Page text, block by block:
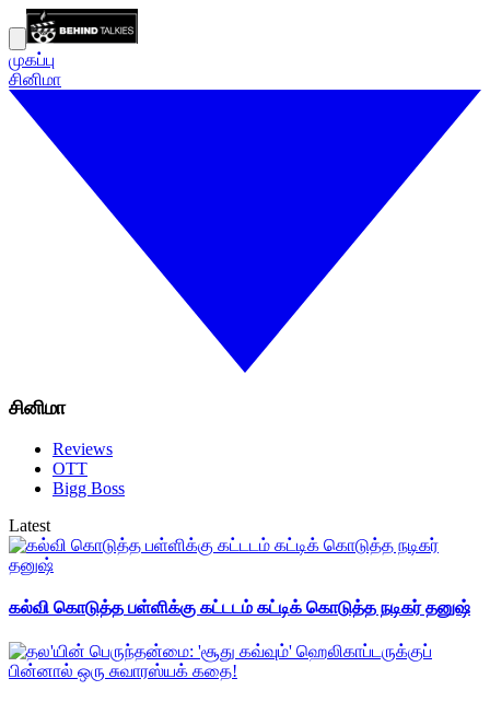
முகப்பு
சினிமா
சினிமா
Reviews
OTT
Bigg Boss
Latest
கல்வி கொடுத்த பள்ளிக்கு கட்டடம் கட்டிக் கொடுத்த நடிகர் தனுஷ்